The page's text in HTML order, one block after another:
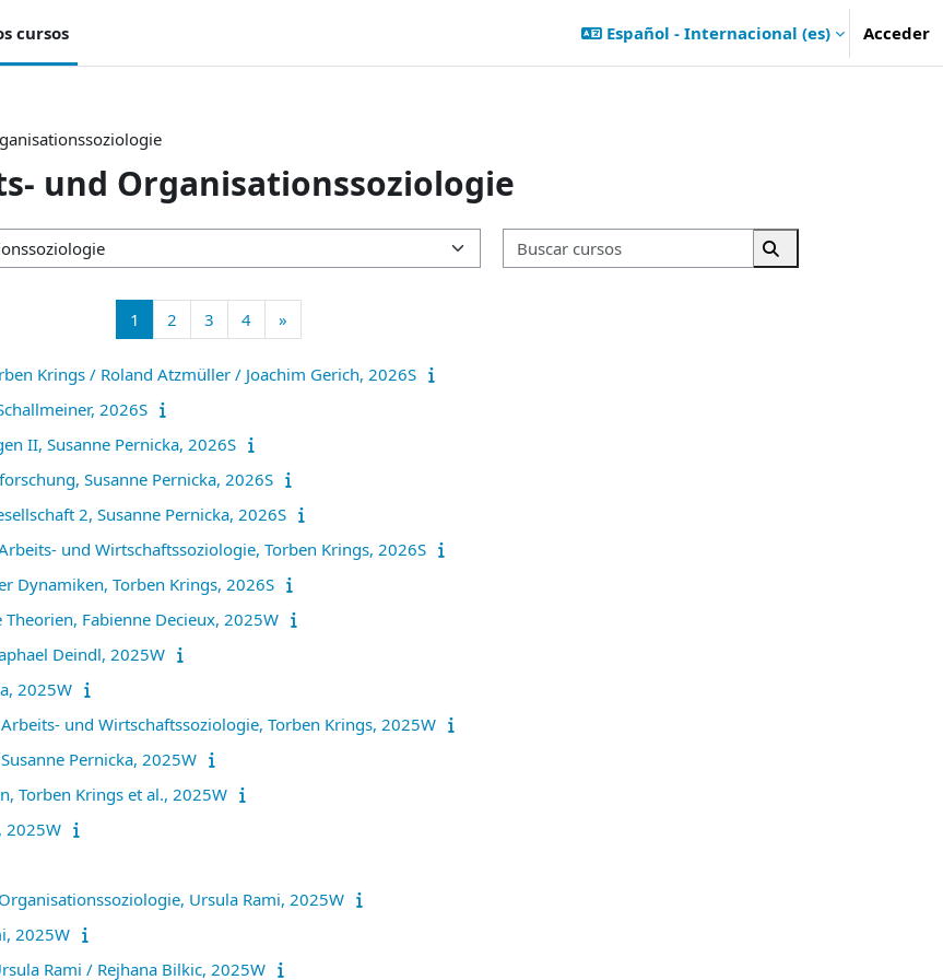
cursos Español - Internacional ‎(es)‎ Acceder
und Organisationssoziologie
Buscar cursos
Buscar cursos
1 Página 1
2 Página 2
3 Página 3
4Página 4
»
Krings / Roland Atzmüller / Joachim Gerich, 2026S
2026S
II, Susanne Pernicka, 2026S
Susanne Pernicka, 2026S
2, Susanne Pernicka, 2026S
und Wirtschaftssoziologie, Torben Krings, 2026S
Dynamiken, Torben Krings, 2026S
Fabienne Decieux, 2025W
Deindl, 2025W
2025W
und Wirtschaftssoziologie, Torben Krings, 2025W
Pernicka, 2025W
Torben Krings et al., 2025W
2025W
Ursula Rami, 2025W
2025W
Rami / Rejhana Bilkic, 2025W